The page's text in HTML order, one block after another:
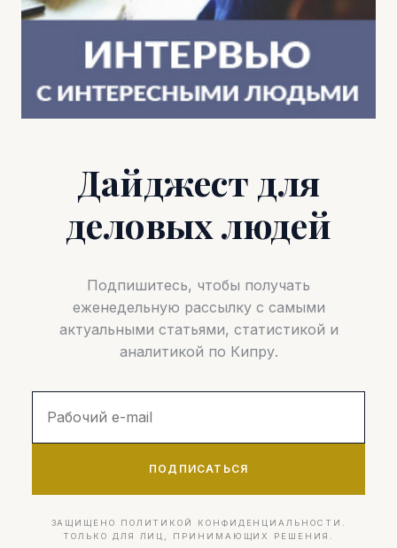
Дайджест для
деловых людей
Подпишитесь, чтобы получать
еженедельную рассылку с самыми
актуальными статьями, статистикой и
аналитикой по Кипру.
ПОДПИСАТЬСЯ
ЗАЩИЩЕНО ПОЛИТИКОЙ КОНФИДЕНЦИАЛЬНОСТИ.
ТОЛЬКО ДЛЯ ЛИЦ, ПРИНИМАЮЩИХ РЕШЕНИЯ.